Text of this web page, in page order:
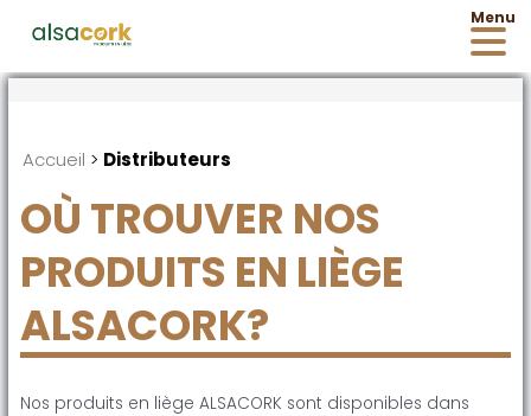
Accueil > Distributeurs
OÙ TROUVER NOS
PRODUITS EN LIÈGE
ALSACORK?
Nos produits en liège ALSACORK sont disponibles dans